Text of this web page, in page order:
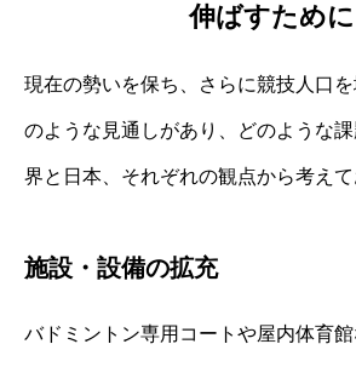
伸ばすために
現在の勢いを保ち、さらに競技人口
のような見通しがあり、どのような
界と日本、それぞれの観点から考えて
施設・設備の拡充
バドミントン専用コートや屋内体育